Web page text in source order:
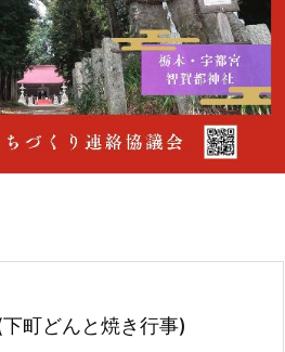
町どんと焼き行事)